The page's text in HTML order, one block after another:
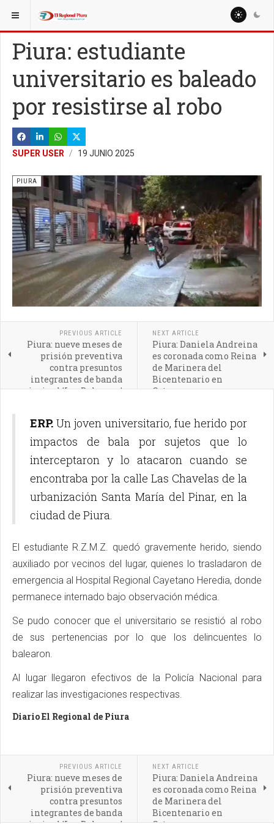
ESTÁ AQUÍ: REGIÓN PIURA
Piura: estudiante
universitario es baleado
por resistirse al robo
SUPER USER 19 JUNIO 2025
PIURA
PREVIOUS ARTICLE
Piura: nueve meses de
prisión preventiva
contra presuntos
integrantes de banda
criminal 'Los Bolongos'
NEXT ARTICLE
Piura: Daniela Andreina
es coronada como Reina
de Marinera del
Bicentenario en
Catacaos
ERP. Un joven universitario, fue herido por
impactos de bala por sujetos que lo
interceptaron y lo atacaron cuando se
encontraba por la calle Las Chavelas de la
urbanización Santa María del Pinar, en la
ciudad de Piura.
El estudiante R.Z.M.Z. quedó gravemente herido, siendo
auxiliado por vecinos del lugar, quienes lo trasladaron de
emergencia al Hospital Regional Cayetano Heredia, donde
permanece internado bajo observación médica.
Se pudo conocer que el universitario se resistió al robo
de sus pertenencias por lo que los delincuentes lo
balearon.
Al lugar llegaron efectivos de la Policía Nacional para
realizar las investigaciones respectivas.
Diario El Regional de Piura
PREVIOUS ARTICLE
Piura: nueve meses de
prisión preventiva
contra presuntos
integrantes de banda
NEXT ARTICLE
Piura: Daniela Andreina
es coronada como Reina
de Marinera del
Bicentenario en